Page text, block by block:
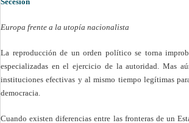
Europa frente a la utopía nacionalista
La reproducción de un orden político se torna
especializadas en el ejercicio de la autoridad. Mas
instituciones efectivas y al mismo tiempo legítimas
democracia.
Cuando existen diferencias entre las fronteras de un